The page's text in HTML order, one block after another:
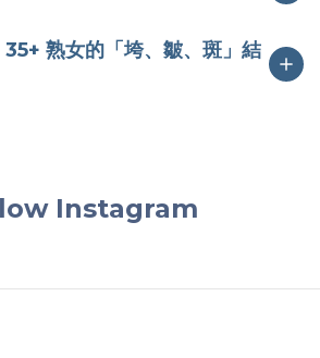
熟女的「垮、皺、斑」結
Instagram